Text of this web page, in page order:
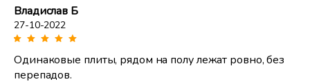
Владислав Б
27-10-2022
Одинаковые плиты, рядом на полу лежат ровно, без
перепадов.